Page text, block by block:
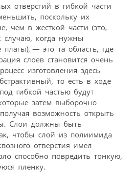
отверстий в гибкой части
поскольку их
чем в жесткой части (это,
случаю, когда нужны
платы), — это та область, где
слоев становится очень
изготовления здесь
то есть в ходе
гибкой частью будут
затем выборочно
возможность открыть
Слои должны быть
чтобы слой из полиимида
отверстия имел
способно повредить тонкую,
пленку.